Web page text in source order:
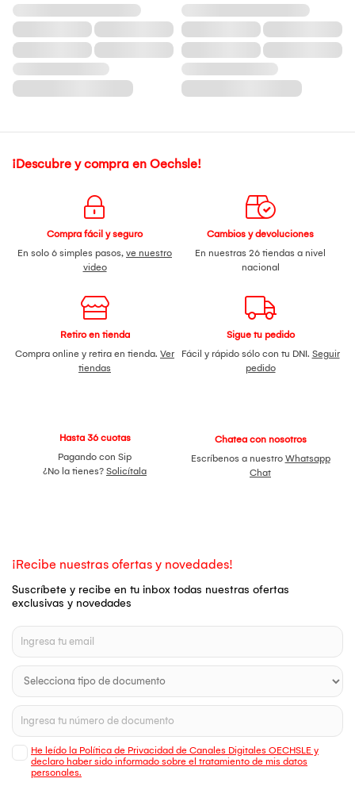
¡Descubre y compra en Oechsle!
Compra fácil y seguro
En solo 6 simples pasos, ve nuestro
video
Cambios y devoluciones
En nuestras 26 tiendas a nivel
nacional
Retiro en tienda
Compra online y retira en tienda. Ver
tiendas
Sigue tu pedido
Fácil y rápido sólo con tu DNI. Seguir
pedido
Hasta 36 cuotas
Pagando con Sip
¿No la tienes? Solicítala
Chatea con nosotros
Escríbenos a nuestro Whatsapp
Chat
¡Recibe nuestras ofertas y novedades!
Suscríbete y recibe en tu inbox todas nuestras ofertas
exclusivas y novedades
He leído la Política de Privacidad de Canales Digitales OECHSLE y
declaro haber sido informado sobre el tratamiento de mis datos
personales.